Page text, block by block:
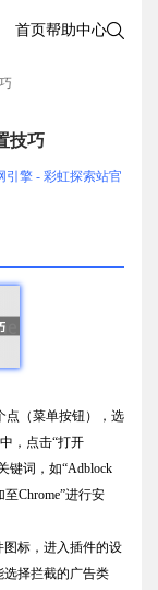
首页帮助中心
技巧
引擎 - 彩虹探索站官
点（菜单按钮），选
，点击“打开
键词，如“Adblock
Chrome”进行安
标，进入插件的设
择拦截的广告类